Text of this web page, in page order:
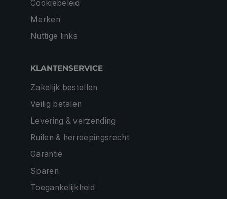
Cookiebeleid
Merken
Nuttige links
KLANTENSERVICE
Zakelijk bestellen
Veilig betalen
Levering & verzending
Ruilen & herroepingsrecht
Garantie
Sparen
Toegankelijkheid